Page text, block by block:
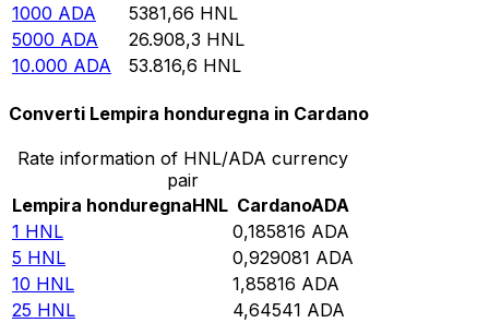
1000 ADA 5381,66 HNL
5000 ADA 26.908,3 HNL
10.000 ADA 53.816,6 HNL
Converti Lempira honduregna in Cardano
Rate information of HNL/ADA currency
pair
Lempira honduregnaHNL CardanoADA
1 HNL 0,185816 ADA
5 HNL 0,929081 ADA
10 HNL 1,85816 ADA
25 HNL 4,64541 ADA